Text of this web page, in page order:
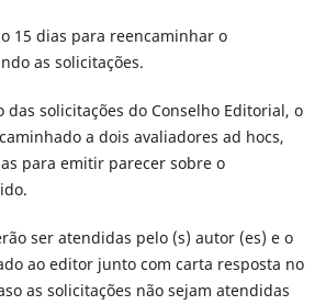
15 dias para reencaminhar o
as solicitações.
das solicitações do Conselho Editorial, o
a dois avaliadores ad hocs,
para emitir parecer sobre o
ser atendidas pelo (s) autor (es) e o
ao editor junto com carta resposta no
as solicitações não sejam atendidas